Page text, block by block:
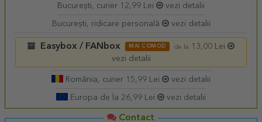
București, curier 12,99 Lei vezi detalii
București, ridicare personală vezi detalii
Easybox / FANbox MAI COMOD de la
13,00 Lei
vezi detalii
România, curier 15,99 Lei vezi detalii
Europa de la 26,99 Lei vezi detalii
Contact